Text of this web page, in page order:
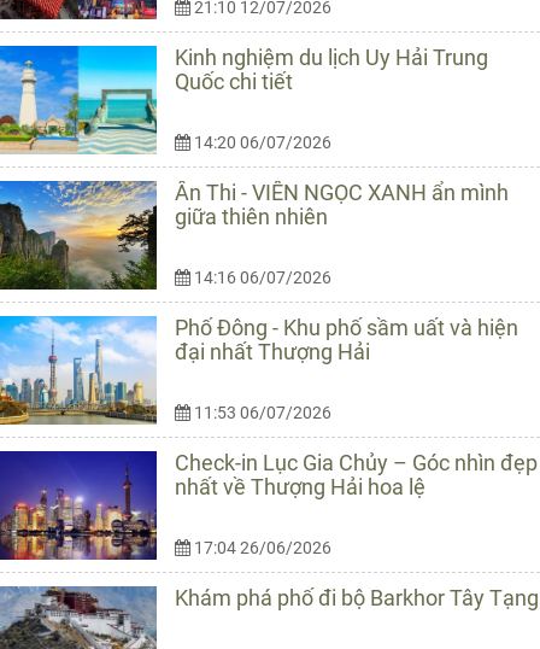
21:10 12/07/2026
Kinh nghiệm du lịch Uy Hải Trung
Quốc chi tiết
14:20 06/07/2026
Ân Thi - VIÊN NGỌC XANH ẩn mình
giữa thiên nhiên
14:16 06/07/2026
Phố Đông - Khu phố sầm uất và hiện
đại nhất Thượng Hải
11:53 06/07/2026
Check-in Lục Gia Chủy – Góc nhìn đẹp
nhất về Thượng Hải hoa lệ
17:04 26/06/2026
Khám phá phố đi bộ Barkhor Tây Tạng